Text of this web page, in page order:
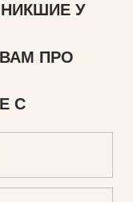
У
ПРО
С